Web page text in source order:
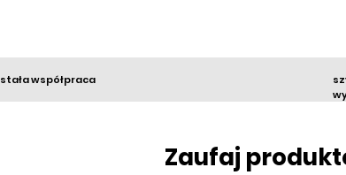
stała współpraca
Zaufaj